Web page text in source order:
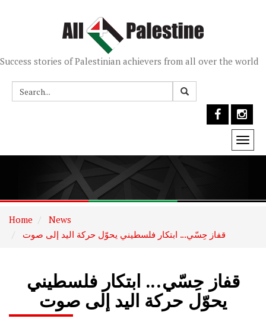
Success stories of Palestinian achievers from all over the world
Home
News
قفاز حِسّي... ابتكار فلسطيني يحوّل حركة اليد إلى صوت
قفاز حِسّي... ابتكار فلسطيني
يحوّل حركة اليد إلى صوت